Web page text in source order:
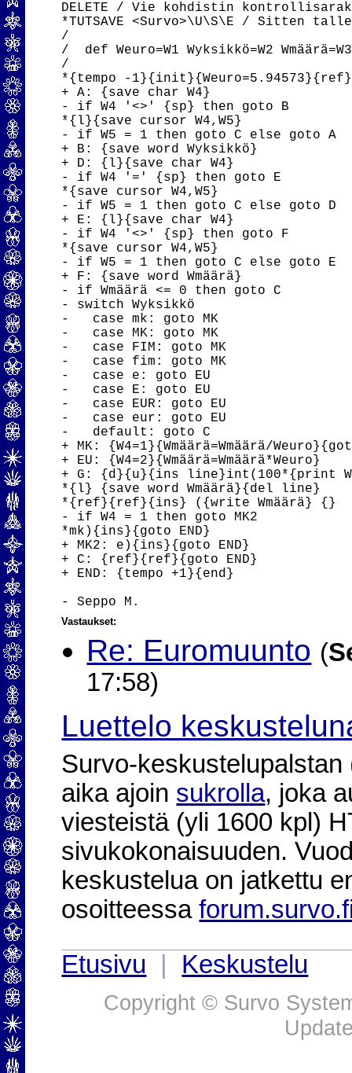
DELETE / Vie kohdistin
*TUTSAVE <Survo>\U\S\E / Sitten
/
/  def Weuro=W1 Wyksikkö=W2 Wmäärä=W3
/
*{tempo -1}{init}{Weuro=5.94573}{ref}
+ A: {save char W4}
- if W4 '<>' {sp} then goto B
*{l}{save cursor W4,W5}
- if W5 = 1 then goto C else goto A
+ B: {save word Wyksikkö}
+ D: {l}{save char W4}
- if W4 '=' {sp} then goto E
*{save cursor W4,W5}
- if W5 = 1 then goto C else goto D
+ E: {l}{save char W4}
- if W4 '<>' {sp} then goto F
*{save cursor W4,W5}
- if W5 = 1 then goto C else goto E
+ F: {save word Wmäärä}
- if Wmäärä <= 0 then goto C
- switch Wyksikkö
-   case mk: goto MK
-   case MK: goto MK
-   case FIM: goto MK
-   case fim: goto MK
-   case e: goto EU
-   case E: goto EU
-   case EUR: goto EU
-   case eur: goto EU
-   default: goto C
+ MK: {W4=1}{Wmäärä=Wmäärä/
+ EU: {W4=2}{Wmäärä=Wmäärä*Weuro}
+ G: {d}{u}{ins line}int(100*{print
*{l} {save word Wmäärä}{del line}
*{ref}{ref}{ins} ({write Wmäärä} {}
- if W4 = 1 then goto MK2
*mk){ins}{goto END}
+ MK2: e){ins}{goto END}
+ C: {ref}{ref}{goto END}
+ END: {tempo +1}{end}
Vastaukset:
Re: Euromuunto (
17:58)
Luettelo
Survo-
aika ajoin sukrolla, joka
viesteistä (yli 1600 kpl)
sivukokonaisuuden.
keskustelua on jatkettu
osoitteessa
Etusivu
Keskustelu
Copyright © Survo